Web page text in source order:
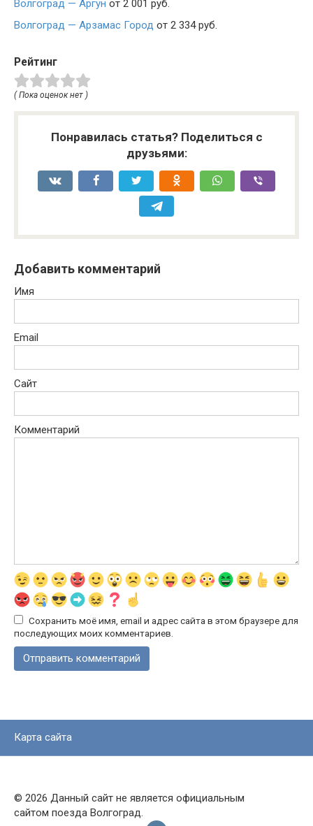
Волгоград — Аргун от 2 001 руб.
Волгоград — Арзамас Город от 2 334 руб.
Рейтинг
( Пока оценок нет )
Понравилась статья? Поделиться с
друзьями:
Добавить комментарий
Имя
Email
Сайт
Комментарий
Сохранить моё имя, email и адрес сайта в этом браузере для
последующих моих комментариев.
Карта сайта
© 2026 Данный сайт не является официальным
сайтом поезда Волгоград.